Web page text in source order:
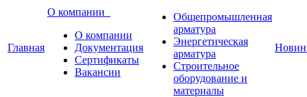
Главная
О компании
О компании
Документация
Сертификаты
Вакансии
Общепромышленная
арматура
Энергетическая
арматура
Строительное
оборудование и
материалы